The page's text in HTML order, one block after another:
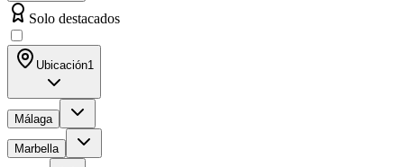
Solo destacados
Ubicación1
Málaga
Marbella